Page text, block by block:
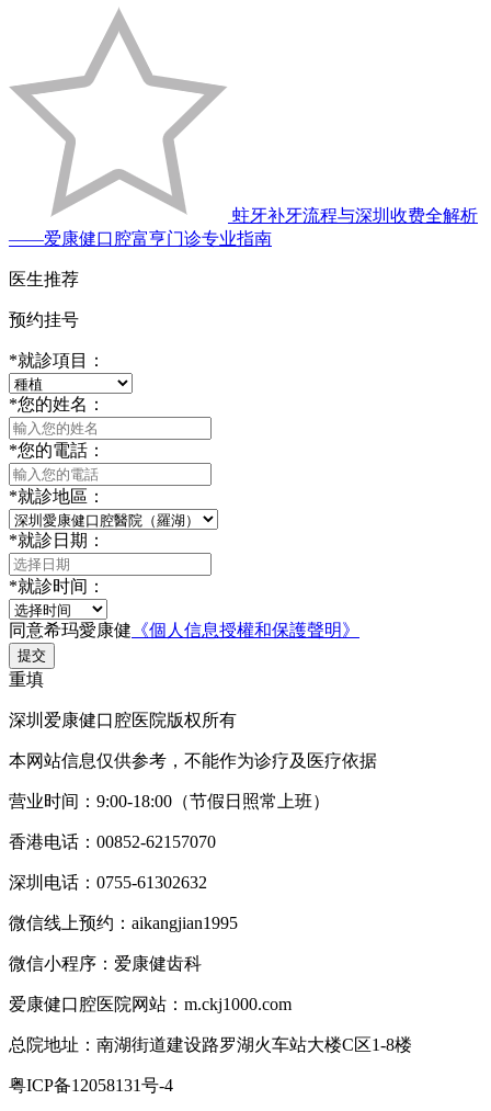
蛀牙补牙流程与深圳收费全解析
——爱康健口腔富亨门诊专业指南
医生推荐
预约挂号
*就診項目：
*您的姓名：
*您的電話：
*就診地區：
*就診日期：
*就診时间：
同意希玛愛康健 《個人信息授權和保護聲明》
提交
重填
深圳爱康健口腔医院版权所有
本网站信息仅供参考，不能作为诊疗及医疗依据
营业时间：9:00-18:00（节假日照常上班）
香港电话：00852-62157070
深圳电话：0755-61302632
微信线上预约：aikangjian1995
微信小程序：爱康健齿科
爱康健口腔医院网站：m.ckj1000.com
总院地址：南湖街道建设路罗湖火车站大楼C区1-8楼
粤ICP备12058131号-4